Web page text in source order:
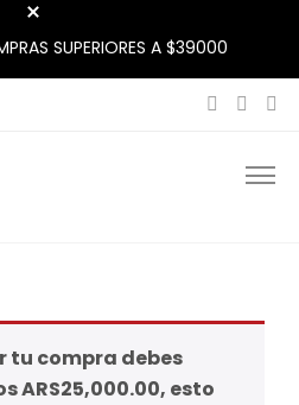
SUPERIORES A $39000
tu compra debes
ARS25,000.00, esto